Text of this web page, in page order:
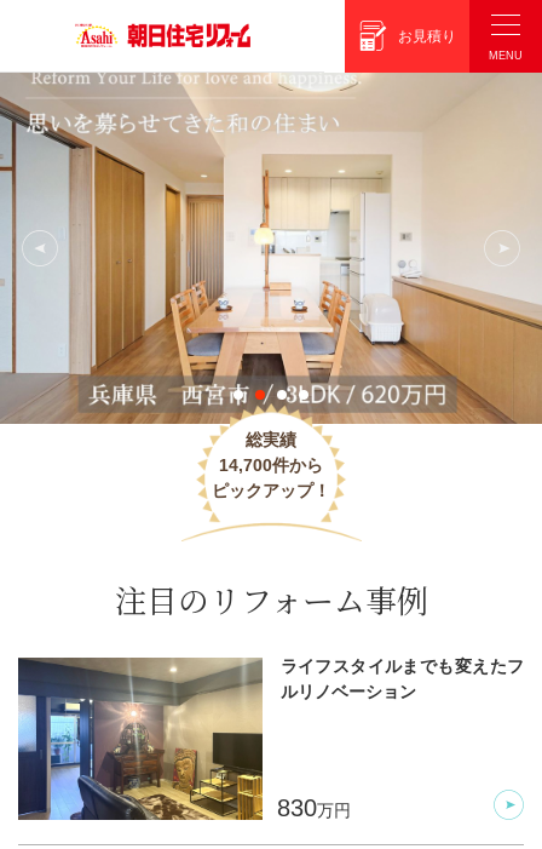
お見積り
総実績
14,700件から
ピックアップ！
注目のリフォーム事例
ライフスタイルまでも変えたフ
ルリノベーション
830万円